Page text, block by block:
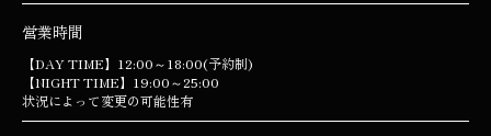
営業時間
【DAY TIME】12:00～18:00(予約制)
【NIGHT TIME】19:00～25:00
状況によって変更の可能性有